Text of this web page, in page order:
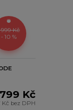
999 Kč
- 10 %
Kč
Kč bez DPH